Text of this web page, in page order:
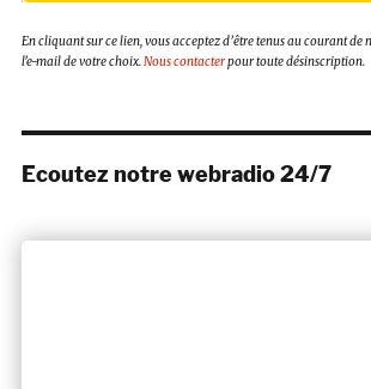
En cliquant sur ce lien, vous acceptez d’être tenus au courant de
l’e-mail de votre choix.Nous contacterpour toute désinscription.
Ecoutez notre webradio 24/7